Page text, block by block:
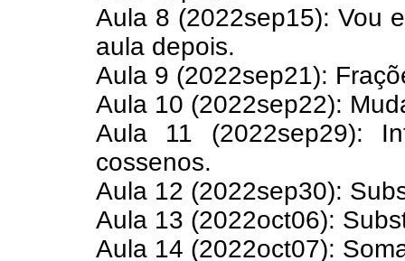
Aula 8 (2022sep15): Vou
aula depois.
Aula 9 (2022sep21):
Aula 10 (2022sep22):
Aula 11 (2022sep29):
cossenos.
Aula 12 (2022sep30):
Aula 13 (2022oct06):
Aula 14 (2022oct07):